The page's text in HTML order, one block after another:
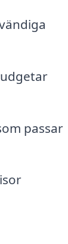
passar